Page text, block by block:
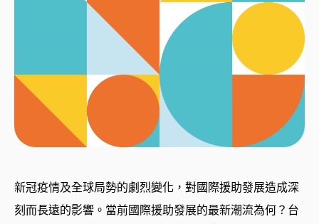
新冠疫情及全球局勢的劇烈變化，對國際援助發展造成深
刻而長遠的影響。當前國際援助發展的最新潮流為何？台